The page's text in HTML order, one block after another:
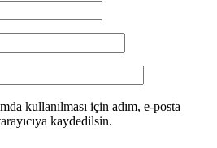
kullanılması için adım, e-posta
kaydedilsin.